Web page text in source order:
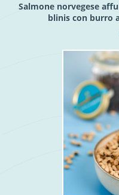
Salmone norvegese
blinis con burro